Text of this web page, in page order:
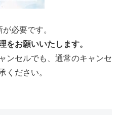
必要です。
をお願いいたします。
ンセルでも、通常のキャンセ
ください。